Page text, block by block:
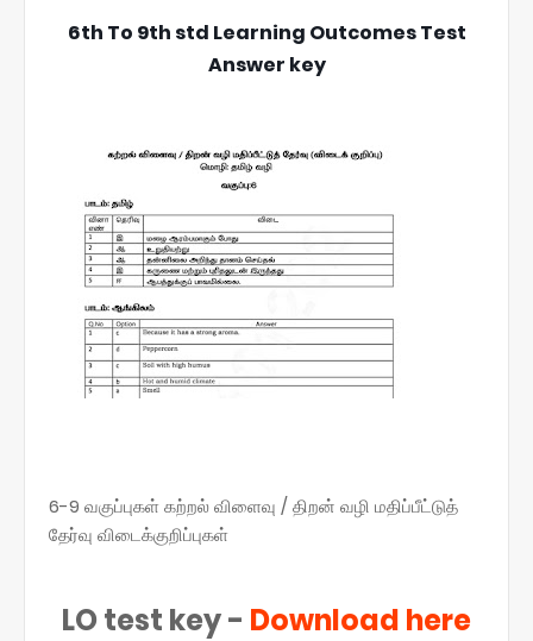
6th To 9th std Learning Outcomes Test
Answer key
6-9 வகுப்புகள் கற்றல் விளைவு / திறன் வழி மதிப்பீட்டுத்
தேர்வு விடைக்குறிப்புகள்
LO test key - Download here